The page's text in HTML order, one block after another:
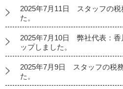
2025年7月11日 スタッフの税
た。
2025年7月10日 弊社代表：香
ップしました。
2025年7月9日 スタッフの税
た。